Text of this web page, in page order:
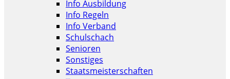
Info Ausbildung
Info Regeln
Info Verband
Schulschach
Senioren
Sonstiges
Staatsmeisterschaften